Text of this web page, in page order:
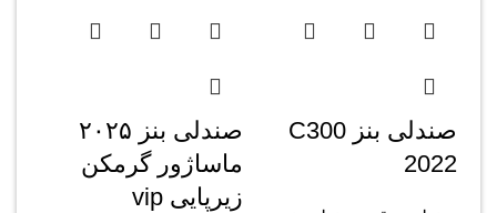
صندلی بنز C300
2022
صندلی بنز ۲۰۲۵
ماساژور گرمکن
زیرپایی vip